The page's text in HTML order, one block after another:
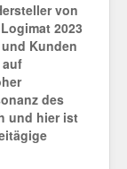
von
2023
Kunden
des
und hier ist